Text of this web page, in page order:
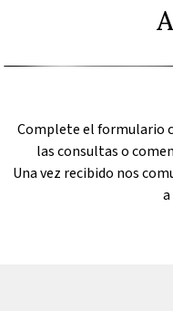
Complete el formulario
las consultas o
Una vez recibido nos